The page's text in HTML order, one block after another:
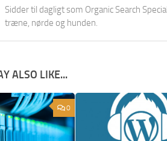
Sidder til dagligt som Organic Search
træne, nørde og hunden.
ALSO LIKE...
0